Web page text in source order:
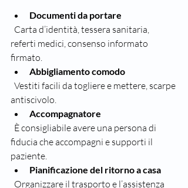
Documenti da portare
referti medici, consenso informato
firmato.
Abbigliamento comodo
antiscivolo.
Accompagnatore
fiducia che accompagni e supporti il
paziente.
Pianificazione del ritorno a casa